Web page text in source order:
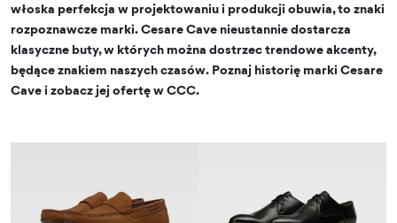
włoska perfekcja w projektowaniu i produkcji obuwia, to znaki
rozpoznawcze marki. Cesare Cave nieustannie dostarcza
klasyczne buty, w których można dostrzec trendowe akcenty,
będące znakiem naszych czasów. Poznaj historię marki Cesare
Cave i zobacz jej ofertę w CCC.